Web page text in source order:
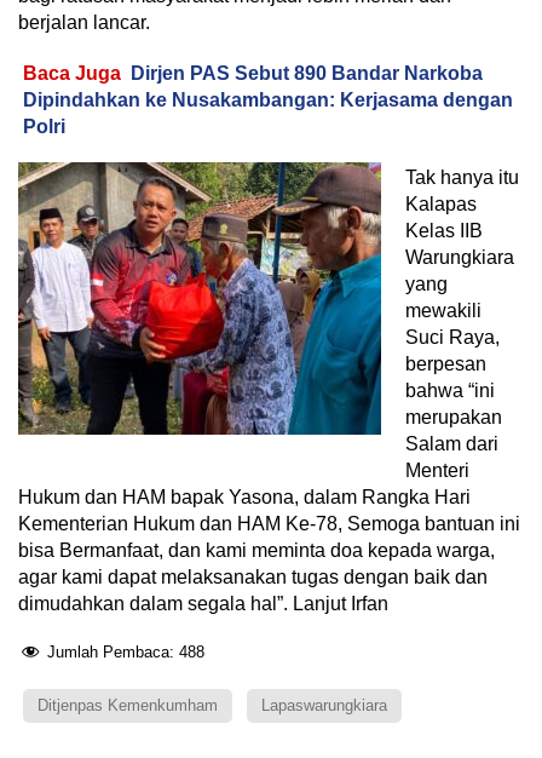
berjalan lancar.
Baca Juga
Dirjen PAS Sebut 890 Bandar Narkoba
Dipindahkan ke Nusakambangan: Kerjasama dengan
Polri
Tak hanya itu
Kalapas
Kelas IIB
Warungkiara
yang
mewakili
Suci Raya,
berpesan
bahwa “ini
merupakan
Salam dari
Menteri
Hukum dan HAM bapak Yasona, dalam Rangka Hari
Kementerian Hukum dan HAM Ke-78, Semoga bantuan ini
bisa Bermanfaat, dan kami meminta doa kepada warga,
agar kami dapat melaksanakan tugas dengan baik dan
dimudahkan dalam segala hal”. Lanjut Irfan
Jumlah Pembaca: 488
Ditjenpas Kemenkumham Lapaswarungkiara